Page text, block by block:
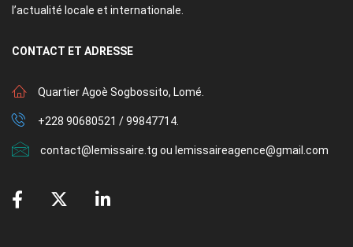
l’actualité locale et internationale.
CONTACT ET ADRESSE
Quartier Agoè Sogbossito, Lomé.
+228 90680521 / 99847714.
contact@lemissaire.tg ou lemissaireagence@gmail.com